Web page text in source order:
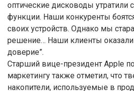
оптические дисководы утратили
функции. Наши конкуренты
своих устройств. Однако мы
решение… Наши клиенты
доверие”.
Старший вице-президент Apple
маркетингу также отметил, что
накопители, используемые в